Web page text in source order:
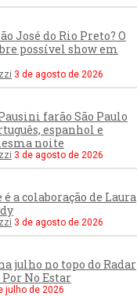
José do Rio Preto? O
possível show em
3 de agosto de 2026
farão São Paulo
espanhol e
noite
3 de agosto de 2026
é a colaboração de Laura
3 de agosto de 2026
julho no topo do Radar
No Estar
julho de 2026